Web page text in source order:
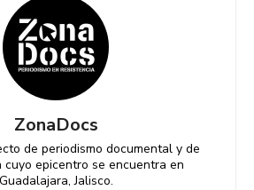
ZonaDocs
de periodismo documental y de
cuyo epicentro se encuentra en
Guadalajara, Jalisco.